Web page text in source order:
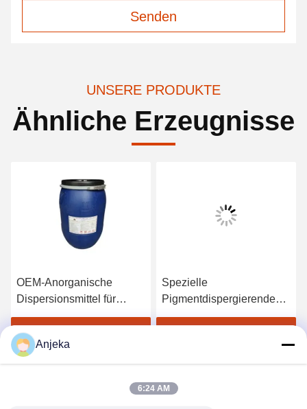
Senden
UNSERE PRODUKTE
Ähnliche Erzeugnisse
OEM-Anorganische
Dispersionsmittel für
Titandioxidpigmente
Beste Preis erhalten
Spezielle
Pigmentdispergierende
Mittel Acryldispergierende
Anjeka
6:24 AM